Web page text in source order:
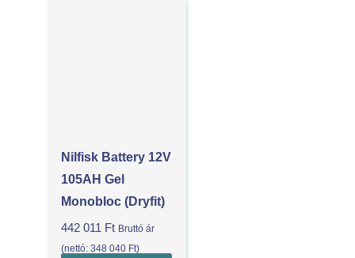
Nilfisk Battery 12V
105AH Gel
Monobloc (dryfit)
442 011 Ft Bruttó ár
(nettó:348 040 Ft)